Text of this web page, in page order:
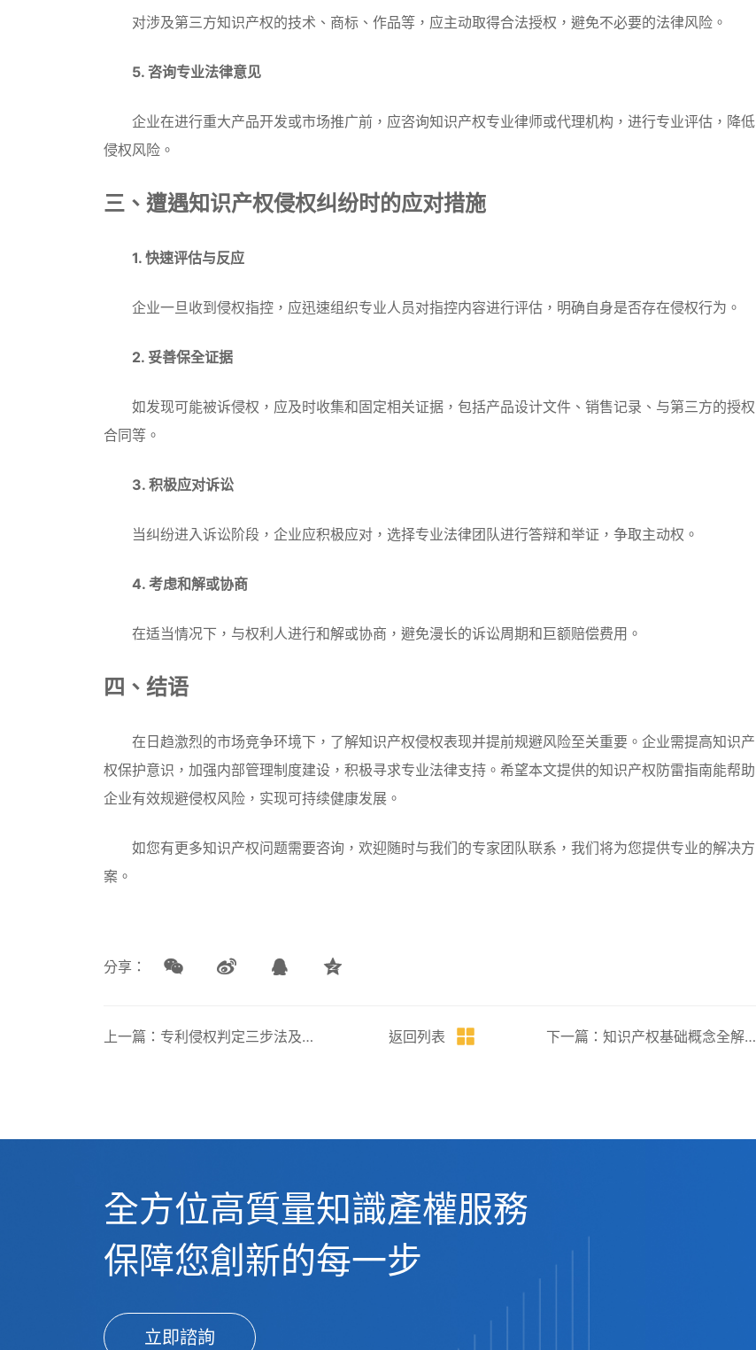
对涉及第三方知识产权的技术、商标、作品等，应主动取得合法授权，避免不必要的法律风险。
5. 咨询专业法律意见
企业在进行重大产品开发或市场推广前，应咨询知识产权专业律师或代理机构，进行专业评估，降低
侵权风险。
三、遭遇知识产权侵权纠纷时的应对措施
1. 快速评估与反应
企业一旦收到侵权指控，应迅速组织专业人员对指控内容进行评估，明确自身是否存在侵权行为。
2. 妥善保全证据
如发现可能被诉侵权，应及时收集和固定相关证据，包括产品设计文件、销售记录、与第三方的授权
合同等。
3. 积极应对诉讼
当纠纷进入诉讼阶段，企业应积极应对，选择专业法律团队进行答辩和举证，争取主动权。
4. 考虑和解或协商
在适当情况下，与权利人进行和解或协商，避免漫长的诉讼周期和巨额赔偿费用。
四、结语
在日趋激烈的市场竞争环境下，了解知识产权侵权表现并提前规避风险至关重要。企业需提高知识产
权保护意识，加强内部管理制度建设，积极寻求专业法律支持。希望本文提供的知识产权防雷指南能帮助
企业有效规避侵权风险，实现可持续健康发展。
如您有更多知识产权问题需要咨询，欢迎随时与我们的专家团队联系，我们将为您提供专业的解决方
案。
分享：
上一篇：专利侵权判定三步法及常见误区 返回列表 下一篇：知识产权基础概念全解——专利、商标与著作权的区别与联系
全方位高質量知識產權服務
保障您創新的每一步
立即諮詢